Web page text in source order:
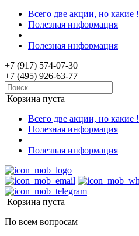
Всего две акции, но какие !
Полезная информация
Полезная информация
+7 (917) 574-07-30
+7 (495) 926-63-77
Корзина пуста
Всего две акции, но какие !
Полезная информация
Полезная информация
Корзина пуста
По всем вопросам